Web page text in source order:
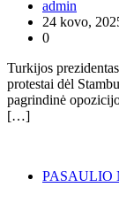
admin
24 kovo,
0
Turkijos
protestai dėl
pagrindinė
[…]
PASAULIO